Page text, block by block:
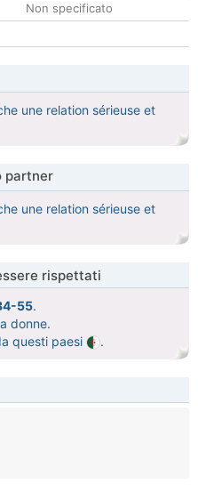
Non specificato
une relation sérieuse et
partner
une relation sérieuse et
rispettati
55.
donne.
questi paesi
.